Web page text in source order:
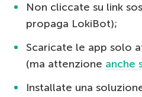
Non cliccate su link
propaga LokiBot);
Scaricate le app solo
(ma attenzione anche
Installate una